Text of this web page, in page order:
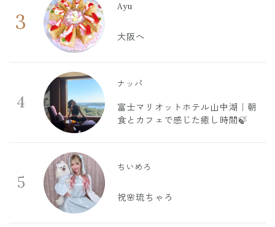
3
Ayu
大阪へ
4
ナッパ
富士マリオットホテル山中湖｜朝
食とカフェで感じた癒し時間🍃
5
ちいめろ
祝🌸琉ちゃろ